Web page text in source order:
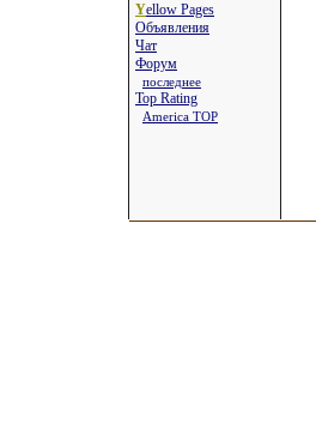
Yellow Pages
Объявления
Чат
Форум
последнее
Top Rating
America TOP